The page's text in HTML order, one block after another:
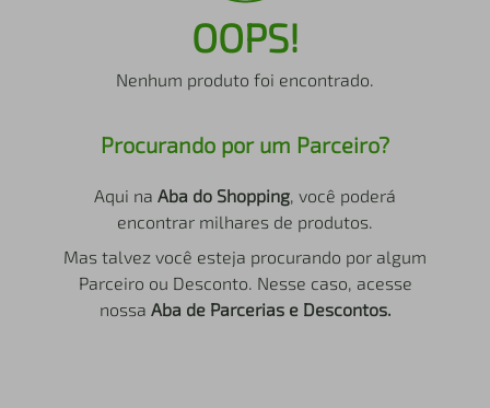
OOPS!
Nenhum produto foi encontrado.
Procurando por um Parceiro?
Aqui na Aba do Shopping, você poderá
encontrar milhares de produtos.
Mas talvez você esteja procurando por algum
Parceiro ou Desconto. Nesse caso, acesse
nossa Aba de Parcerias e Descontos.
iphone